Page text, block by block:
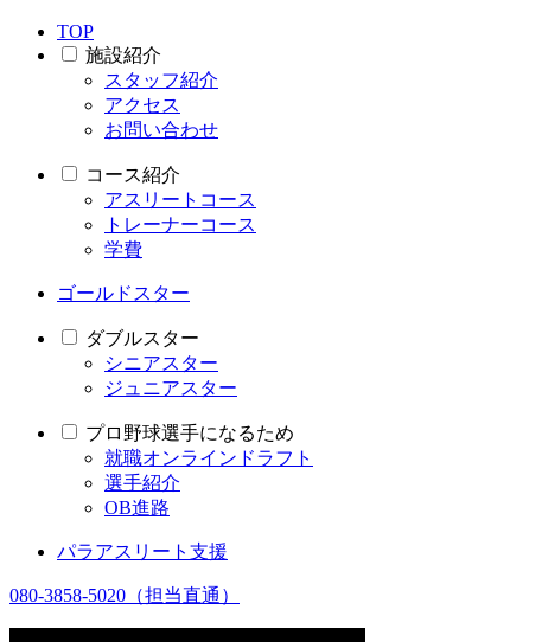
TOP
施設紹介
スタッフ紹介
アクセス
お問い合わせ
コース紹介
アスリートコース
トレーナーコース
学費
ゴールドスター
ダブルスター
シニアスター
ジュニアスター
プロ野球選手になるため
就職オンラインドラフト
選手紹介
OB進路
パラアスリート支援
080-3858-5020 （担当直通）